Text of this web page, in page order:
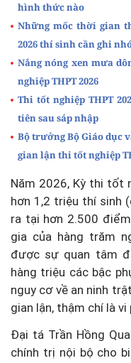
hình thức nào
Những mốc thời gian
2026 thí sinh cần ghi
Nắng nóng xen mưa
nghiệp THPT 2026
Thi tốt nghiệp THPT
tiên sau sáp nhập
Bộ trưởng Bộ Giáo dục
gian lận thi tốt nghiệp
Năm 2026, Kỳ thi tốt
hơn 1,2 triệu thí sinh
ra tại hơn 2.500
gia của hàng trăm
được sự quan tâm
hàng triệu các bậc
nguy cơ về an ninh
gian lận, thậm chí là vi
Đại tá Trần Hồng
chính trị nội bộ cho